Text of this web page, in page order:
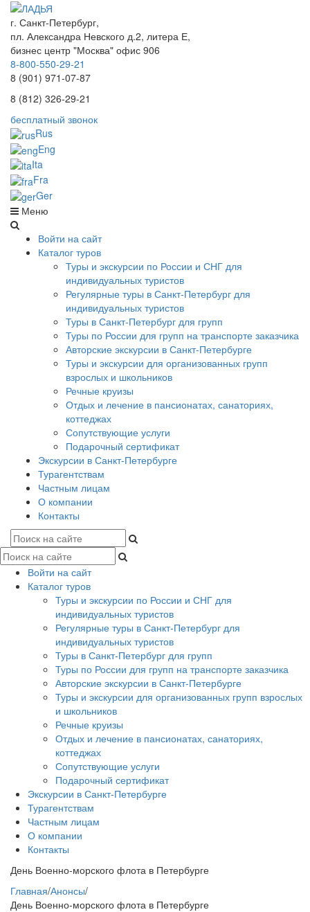
г. Санкт-Петербург,
пл. Александра Невского д.2, литера Е,
бизнес центр "Москва" офис 906
8-800-550-29-21
8 (901) 971-07-87
8 (812) 326-29-21
бесплатный звонок
Rus
Eng
Ita
Fra
Ger
Меню
Войти на сайт
Каталог туров
Туры и экскурсии по России и СНГ для
индивидуальных туристов
Регулярные туры в Санкт-Петербург для
индивидуальных туристов
Туры в Санкт-Петербург для групп
Туры по России для групп на транспорте заказчика
Авторские экскурсии в Санкт-Петербурге
Туры и экскурсии для организованных групп
взрослых и школьников
Речные круизы
Отдых и лечение в пансионатах, санаториях,
коттеджах
Сопутствующие услуги
Подарочный сертификат
Экскурсии в Санкт-Петербурге
Турагентствам
Частным лицам
О компании
Контакты
Войти на сайт
Каталог туров
Туры и экскурсии по России и СНГ для
индивидуальных туристов
Регулярные туры в Санкт-Петербург для
индивидуальных туристов
Туры в Санкт-Петербург для групп
Туры по России для групп на транспорте заказчика
Авторские экскурсии в Санкт-Петербурге
Туры и экскурсии для организованных групп взрослых
и школьников
Речные круизы
Отдых и лечение в пансионатах, санаториях,
коттеджах
Сопутствующие услуги
Подарочный сертификат
Экскурсии в Санкт-Петербурге
Турагентствам
Частным лицам
О компании
Контакты
День Военно-морского флота в Петербурге
Главная/Анонсы/
День Военно-морского флота в Петербурге